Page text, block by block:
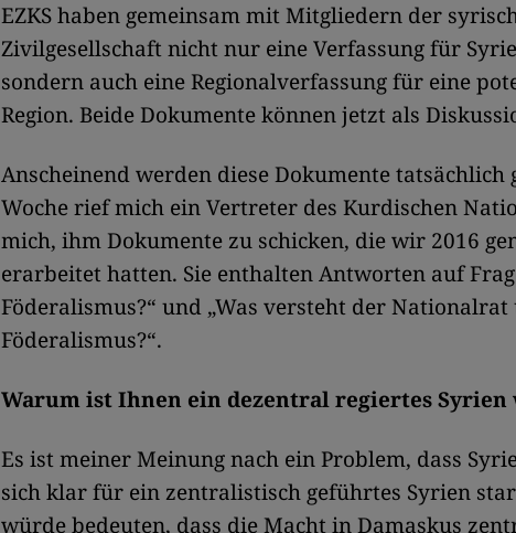
EZKS haben gemeinsam mit Mitgliedern der
Zivilgesellschaft nicht nur eine Verfassung für
sondern auch eine Regionalverfassung für eine
Region. Beide Dokumente können jetzt als
Anscheinend werden diese Dokumente tatsächlich
Woche rief mich ein Vertreter des Kurdischen
mich, ihm Dokumente zu schicken, die wir 2016
erarbeitet hatten. Sie enthalten Antworten auf
Föderalismus?“ und „Was versteht der
Föderalismus?“.
Warum ist Ihnen ein dezentral regiertes Syrien
Es ist meiner Meinung nach ein Problem, dass
sich klar für ein zentralistisch geführtes Syrien
würde bedeuten, dass die Macht in Damaskus